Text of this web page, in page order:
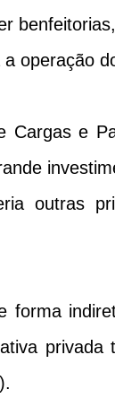
operação
Cargas e
outras
forma